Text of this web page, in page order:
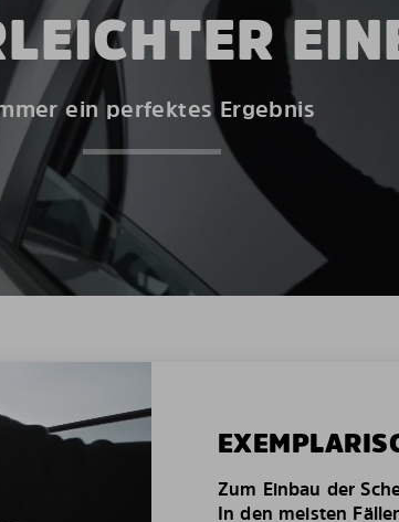
ein perfektes Ergebnis
Zum Einbau der
In den meisten